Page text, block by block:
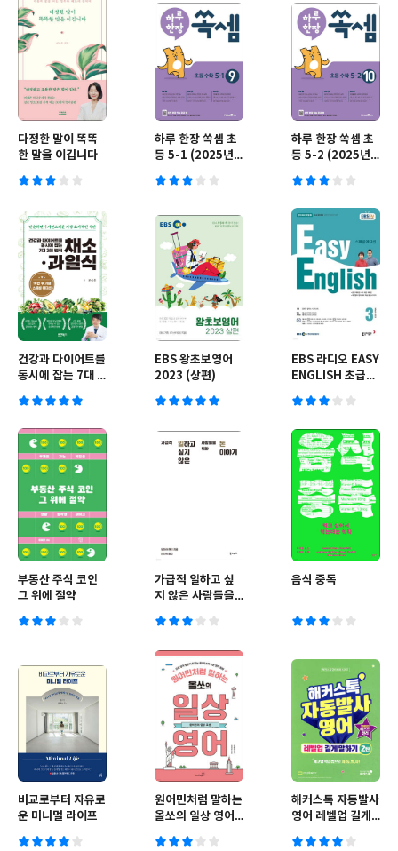
다정한 말이 똑똑
한 말을 이깁니다
하루 한장 쏙셈 초
등 5-1 (2025년
하루 한장 쏙셈 초
등 5-2 (2025년
건강과 다이어트를
동시에 잡는 7대 3
식
EBS 왕초보영어
2023 (상편)
EBS 라디오 EASY
ENGLISH 초급영
월 [2023]
부동산 주식 코인
그 위에 절약
가급적 일하고 싶
지 않은 사람들을
음식 중독
비교로부터 자유로
운 미니멀 라이프
원어민처럼 말하는
올쏘의 일상 영어 :
해커스톡 자동발사
영어 레벨업 길게